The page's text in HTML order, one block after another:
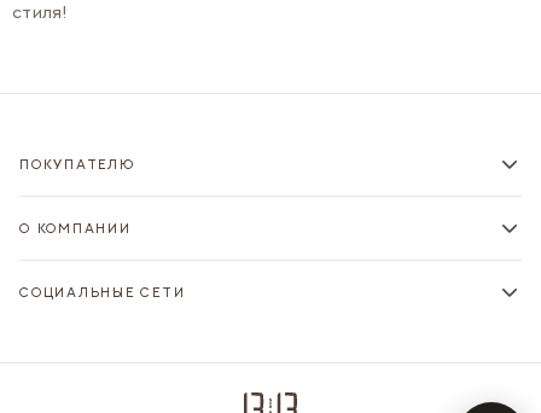
стиля!
ПОКУПАТЕЛЮ
О КОМПАНИИ
СОЦИАЛЬНЫЕ СЕТИ